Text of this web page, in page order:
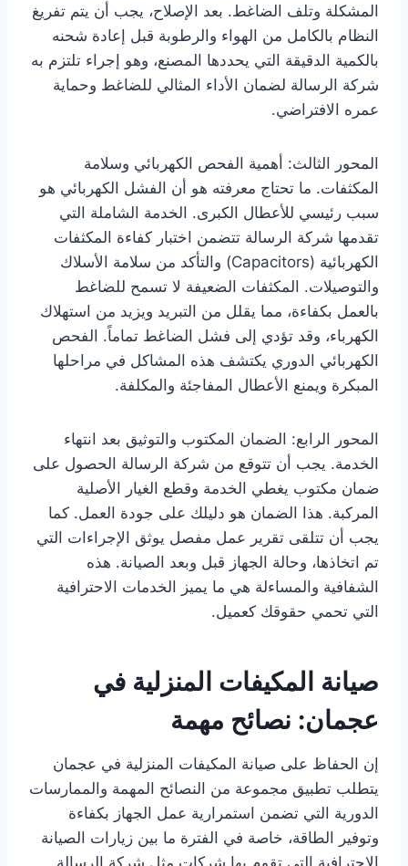
المشكلة وتلف الضاغط. بعد الإصلاح، يجب أن يتم تفريغ
النظام بالكامل من الهواء والرطوبة قبل إعادة شحنه
بالكمية الدقيقة التي يحددها المصنع، وهو إجراء تلتزم به
شركة الرسالة لضمان الأداء المثالي للضاغط وحماية
عمره الافتراضي.
المحور الثالث: أهمية الفحص الكهربائي وسلامة
المكثفات. ما تحتاج معرفته هو أن الفشل الكهربائي هو
سبب رئيسي للأعطال الكبرى. الخدمة الشاملة التي
تقدمها شركة الرسالة تتضمن اختبار كفاءة المكثفات
الكهربائية (Capacitors) والتأكد من سلامة الأسلاك
والتوصيلات. المكثفات الضعيفة لا تسمح للضاغط
بالعمل بكفاءة، مما يقلل من التبريد ويزيد من استهلاك
الكهرباء، وقد تؤدي إلى فشل الضاغط تماماً. الفحص
الكهربائي الدوري يكتشف هذه المشاكل في مراحلها
المبكرة ويمنع الأعطال المفاجئة والمكلفة.
المحور الرابع: الضمان المكتوب والتوثيق بعد انتهاء
الخدمة. يجب أن تتوقع من شركة الرسالة الحصول على
ضمان مكتوب يغطي الخدمة وقطع الغيار الأصلية
المركبة. هذا الضمان هو دليلك على جودة العمل. كما
يجب أن تتلقى تقرير عمل مفصل يوثق الإجراءات التي
تم اتخاذها، وحالة الجهاز قبل وبعد الصيانة. هذه
الشفافية والمساءلة هي ما يميز الخدمات الاحترافية
التي تحمي حقوقك كعميل.
صيانة المكيفات المنزلية في
عجمان: نصائح مهمة
إن الحفاظ على صيانة المكيفات المنزلية في عجمان
يتطلب تطبيق مجموعة من النصائح المهمة والممارسات
الدورية التي تضمن استمرارية عمل الجهاز بكفاءة
وتوفير الطاقة، خاصة في الفترة ما بين زيارات الصيانة
الاحترافية التي تقوم بها شركات مثل شركة الرسالة.